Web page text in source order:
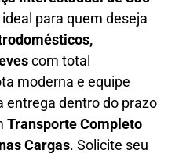
ideal para quem deseja
com total
moderna e equipe
entrega dentro do prazo
Transporte Completo
Cargas. Solicite seu